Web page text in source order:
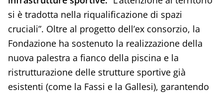
si è tradotta nella riqualificazione di spazi
cruciali”. Oltre al progetto dell’ex consorzio, la
Fondazione ha sostenuto la realizzazione della
nuova palestra a fianco della piscina e la
ristrutturazione delle strutture sportive già
esistenti (come la Fassi e la Gallesi), garantendo